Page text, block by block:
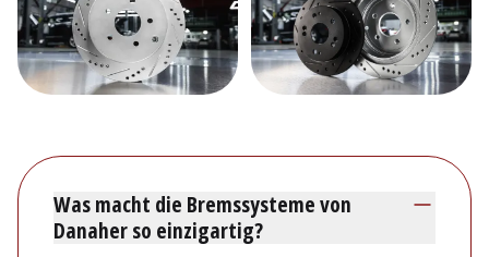
Was macht die Bremssysteme von
Danaher so einzigartig?